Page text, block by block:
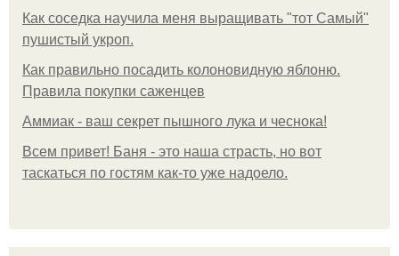
Как соседка научила меня выращивать "тот Самый"
пушистый укроп.
Как правильно посадить колоновидную яблоню.
Правила покупки саженцев
Аммиак - ваш секрет пышного лука и чеснока!
Всем привет! Баня - это наша страсть, но вот
таскаться по гостям как-то уже надоело.